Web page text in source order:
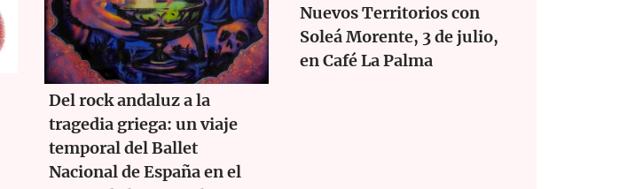
Del rock andaluz a la
tragedia griega: un viaje
temporal del Ballet
Nacional de España en el
Nuevos Territorios con
Soleá Morente, 3 de julio,
en Café La Palma